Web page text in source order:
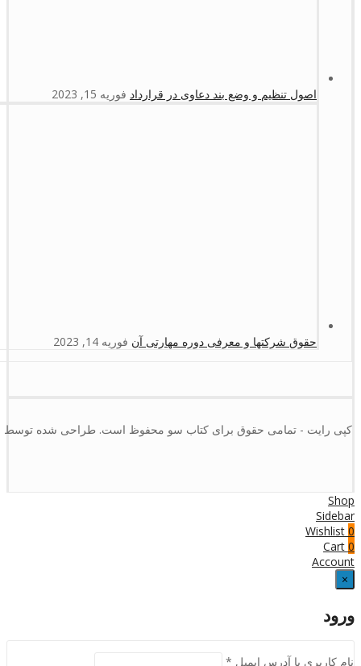
اصول تنظیم و وضع بند دعاوی در قرارداد فوریه 15, 2023
حقوق شرکتها و معرفی دوره مهارتی آن فوریه 14, 2023
کپی رایت - تمامی حقوق برای کتاب سو محفوظ است. طراحی شده
Shop
Sidebar
0
Wishlist
0
Cart
Account
×
ورود
نام کاربری یا آدرس ایمیل *